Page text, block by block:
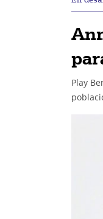
Play